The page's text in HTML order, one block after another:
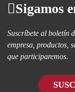
Sigamos
Suscríbete al boletín
empresa, productos,
que participaremos.